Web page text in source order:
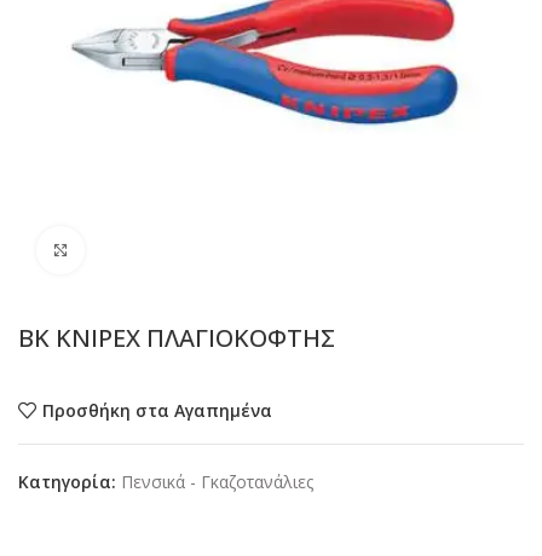
BK KNIPEX ΠΛΑΓΙΟΚΟΦΤΗΣ
Προσθήκη στα Αγαπημένα
Κατηγορία: Πενσικά - Γκαζοτανάλιες